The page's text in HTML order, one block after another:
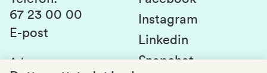
Studenttinget
67 23 00 00
E-post
Adresse:
Instagram
Linkedin
Snapchat